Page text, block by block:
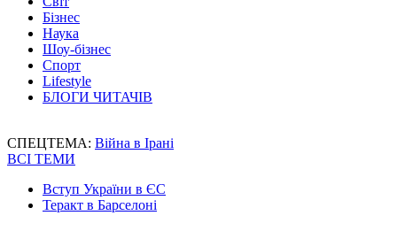
Бізнес
Наука
Шоу-бізнес
Спорт
Lifestyle
БЛОГИ ЧИТАЧІВ
СПЕЦТЕМА: Війна в Ірані
ВСІ ТЕМИ
Вступ України в ЄС
Теракт в Барселоні